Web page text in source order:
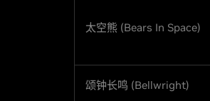
太空熊 (Bears In Space)
颂钟长鸣 (Bellwright)